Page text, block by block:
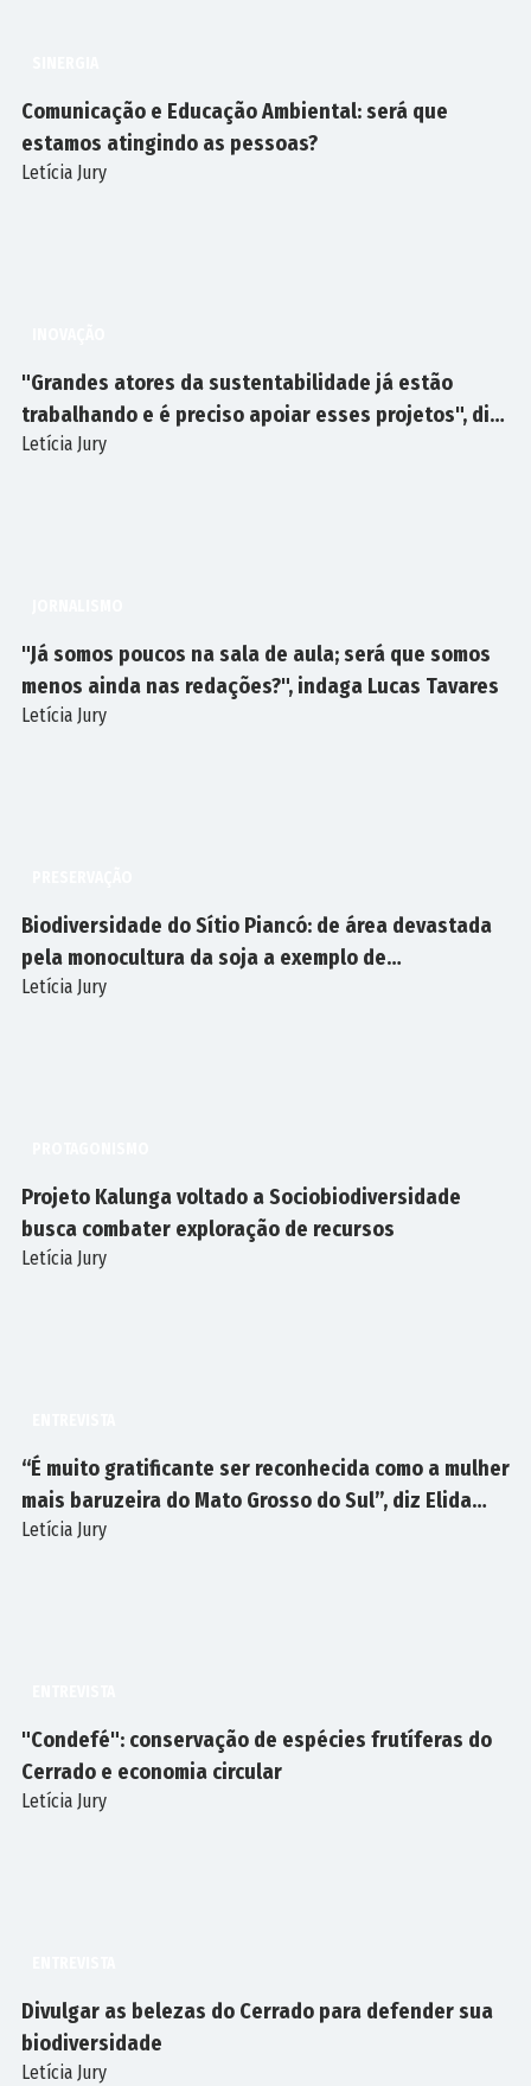
Comunicação e Educação Ambiental: será que
estamos atingindo as pessoas?
Letícia Jury
"Grandes atores da sustentabilidade já estão
trabalhando e é preciso apoiar esses projetos", diz
Breno Veiga
Letícia Jury
"Já somos poucos na sala de aula; será que somos
menos ainda nas redações?", indaga Lucas Tavares
Letícia Jury
Biodiversidade do Sítio Piancó: de área devastada
pela monocultura da soja a exemplo de
reflorestamento
Letícia Jury
Projeto Kalunga voltado a Sociobiodiversidade
busca combater exploração de recursos
Letícia Jury
“É muito gratificante ser reconhecida como a mulher
mais baruzeira do Mato Grosso do Sul”, diz Elida
Martins Aivi
Letícia Jury
"Condefé": conservação de espécies frutíferas do
Cerrado e economia circular
Letícia Jury
Divulgar as belezas do Cerrado para defender sua
biodiversidade
Letícia Jury